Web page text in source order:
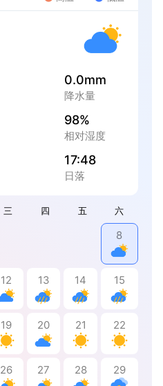
三 四 五 六
8
12 13 14 15
19 20 21 22
26 27 28 29
0.0mm
降水量
98%
相对湿度
17:48
日落